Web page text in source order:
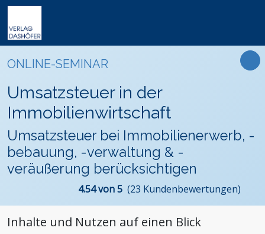
Online-Seminare
VideoCampus
Seminare
Tagungen
Inhouse
Fachbücher
Software
Wissensdatenbanken
Formulare
Arbeitsrecht
Bauwesen und Architektur
Betriebsrat und Arbeitnehmervertretung
Einkauf
Digitalisierung
Immobilien und Grundbesitz
Management und Unternehmensführung
Nachhaltigkeit
Personalmanagement und Entgeltabrechnung
Newsletter
FAQ
Der Verlag
Das Team
Kontaktformular
Unsere Profis
Karriere
Online-Weiterbildung
Präsenz-Weiterbildung
Produkte
Themen
Dashöfer
ONLINE-SEMINAR
Umsatzsteuer in der
Immobilienwirtschaft
Umsatzsteuer bei Immobilienerwerb, -
bebauung, -verwaltung & -
veräußerung berücksichtigen
4.54 von 5 (23 Kundenbewertungen)
Inhalte und Nutzen auf einen Blick